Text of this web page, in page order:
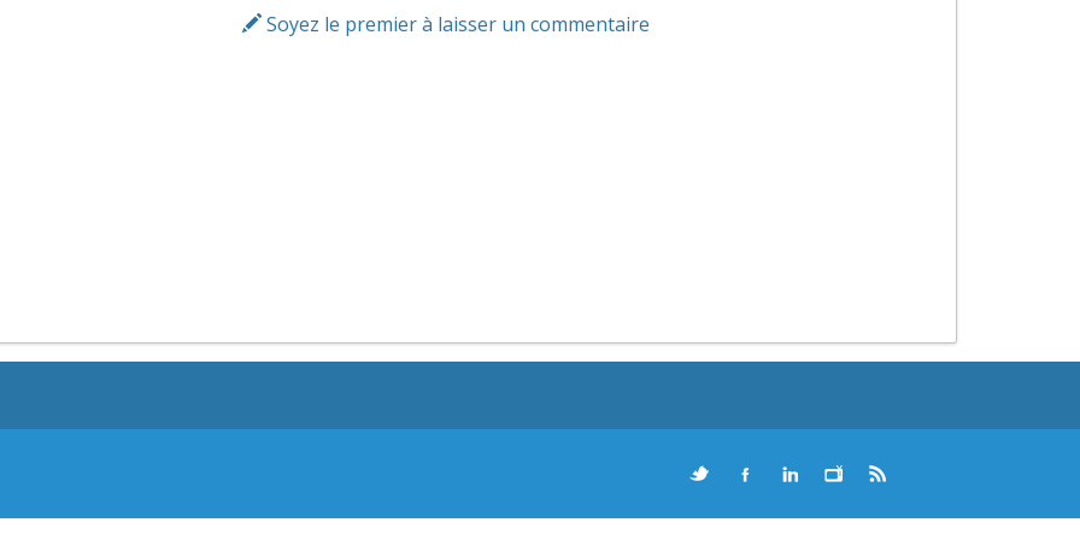
Soyez le premier à laisser un commentaire